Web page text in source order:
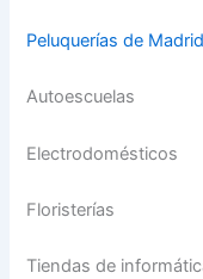
Peluquerías de Madrid
Autoescuelas
Electrodomésticos
Floristerías
Tiendas de